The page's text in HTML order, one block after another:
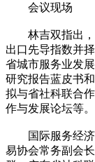
会议现场
林吉双指出，
出口先导指数并
省城市服务业发
研究报告蓝皮书
拟与省社科联合
作与发展论坛等。
国际服务经济
易协会常务副会